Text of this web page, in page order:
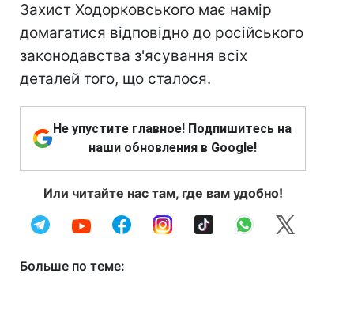
Захист Ходорковського має намір
домагатися відповідно до російського
законодавства з'ясування всіх
деталей того, що сталося.
Не упустите главное! Подпишитесь на
наши обновления в Google!
Или читайте нас там, где вам удобно!
Больше по теме: